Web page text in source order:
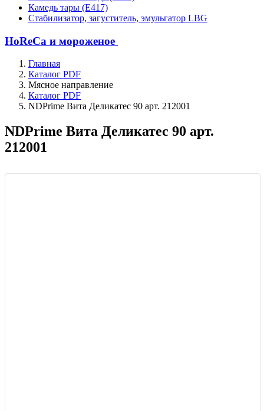
Камедь тары (Е417)
Стабилизатор, загуститель, эмульгатор LBG
HoReCa и мороженое
Главная
Каталог PDF
Мясное направление
Каталог PDF
NDPrime Вита Деликатес 90 арт. 212001
NDPrime Вита Деликатес 90 арт.
212001